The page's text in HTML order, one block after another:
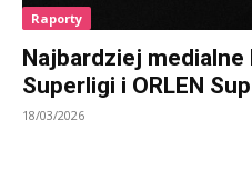
Raporty
Najbardziej medialne
Superligi i ORLEN
18/03/2026